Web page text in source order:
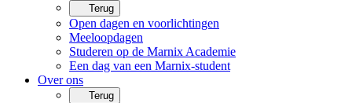
Terug
Open dagen en voorlichtingen
Meeloopdagen
Studeren op de Marnix Academie
Een dag van een Marnix-student
Over ons
Terug